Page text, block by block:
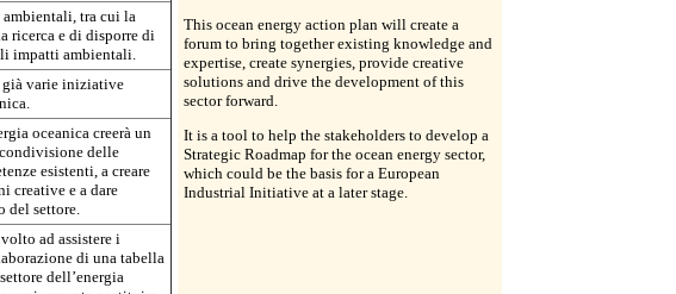
tra cui la
ricerca e di disporre di
impatti ambientali.
già varie iniziative
oceanica creerà un
delle
esistenti, a creare
creative e a dare
del settore.
ad assistere i
di una tabella
dell’energia
This ocean energy action plan will create a
forum to bring together existing knowledge and
expertise, create synergies, provide creative
solutions and drive the development of this
sector forward.
It is a tool to help the stakeholders to develop a
Strategic Roadmap for the ocean energy sector,
which could be the basis for a European
Industrial Initiative at a later stage.